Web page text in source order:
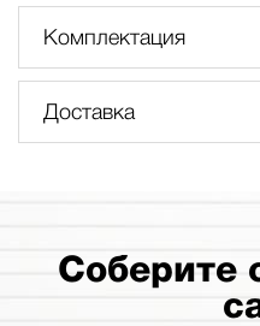
Комплектация
Доставка
Соберите